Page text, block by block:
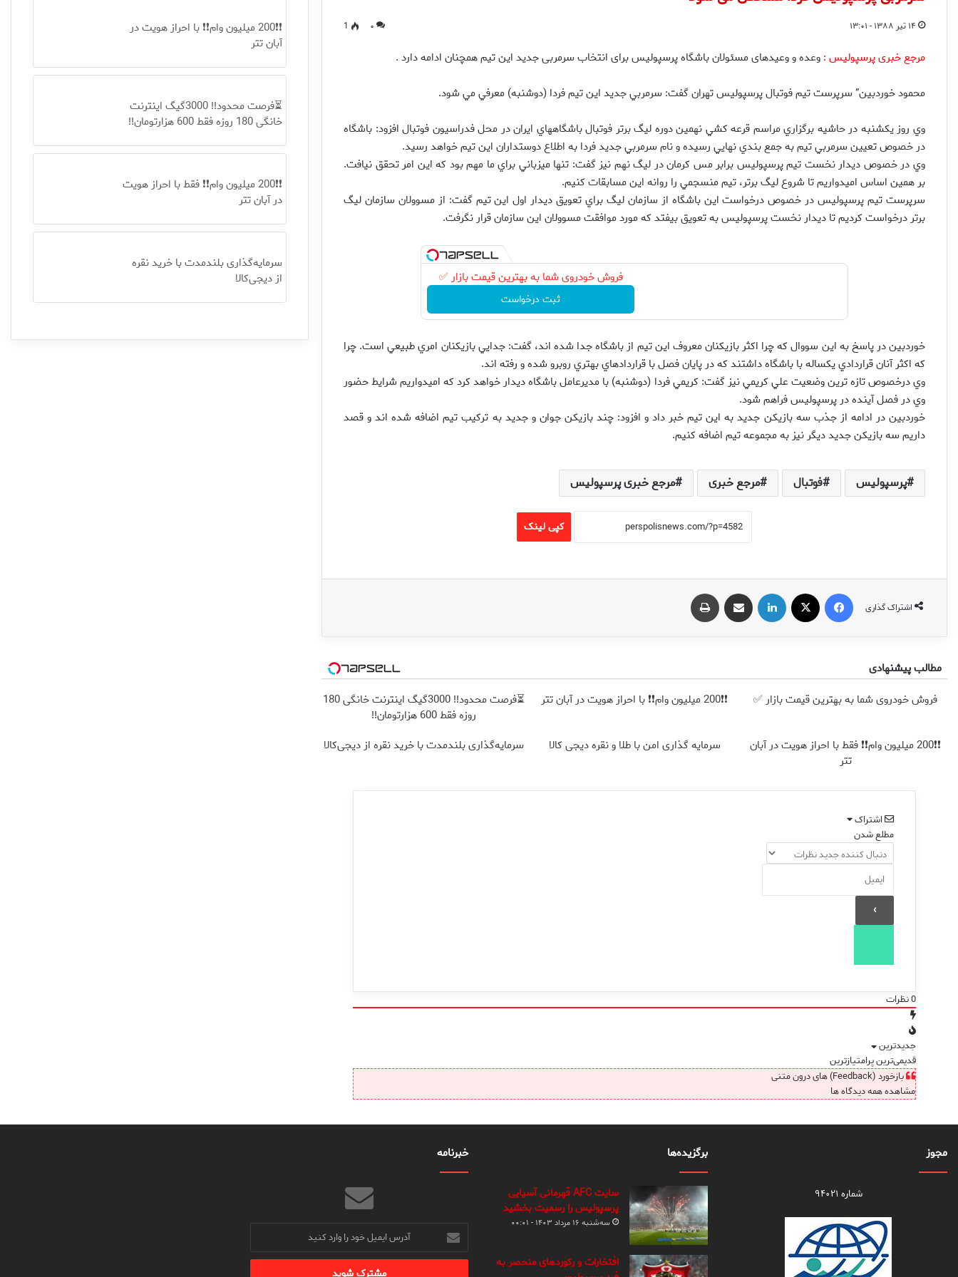
۱۴ تیر ۱۳۸۸ - ۱۳:۰۱ ۰ 1
مرجع خبری پرسپولیس : وعده و وعیدهای مسئولان باشگاه پرسپولیس برای انتخاب سرمربی جدید این تیم همچنان ادامه دارد .
محمود خوردبين” سرپرست تيم فوتبال پرسپوليس تهران گفت: سرمربي جديد اين تيم فردا (دوشنبه) معرفي مي شود.
وي روز يکشنبه در حاشيه برگزاري مراسم قرعه کشي نهمين دوره ليگ برتر فوتبال باشگاههاي ايران در محل فدراسيون فوتبال افزود: باشگاه
در خصوص تعيين سرمربي تيم به جمع بندي نهايي رسيده و نام سرمربي جديد فردا به اطلاع دوستداران اين تيم خواهد رسيد.
وي در خصوص ديدار نخست تيم پرسپوليس برابر مس کرمان در ليگ نهم نيز گفت: تنها ميزباني براي ما مهم بود که اين امر تحقق نيافت.
بر همين اساس اميدواريم تا شروع ليگ برتر، تيم منسجمي را روانه اين مسابقات کنيم.
سرپرست تيم پرسپوليس در خصوص درخواست اين باشگاه از سازمان ليگ براي تعويق ديدار اول اين تيم گفت: از مسوولان سازمان ليگ
برتر درخواست کرديم تا ديدار نخست پرسپوليس به تعويق بيفتد که مورد موافقت مسوولان اين سازمان قرار نگرفت.
فروش خودروی شما به بهترین قیمت بازار ✅
ثبت درخواست
خوردبين در پاسخ به اين سووال که چرا اکثر بازيکنان معروف اين تيم از باشگاه جدا شده اند، گفت: جدايي بازيکنان امري طبيعي است. چرا
که اکثر آنان قراردادي يکساله با باشگاه داشتند که در پايان فصل با قراردادهاي بهتري روبرو شده و رفته اند.
وي درخصوص تازه ترين وضعيت علي کريمي نيز گفت: کريمي فردا (دوشنبه) با مديرعامل باشگاه ديدار خواهد کرد که اميدواريم شرايط حضور
وي در فصل آينده در پرسپوليس فراهم شود.
خوردبين در ادامه از جذب سه بازيکن جديد به اين تيم خبر داد و افزود: چند بازيکن جوان و جديد به ترکيب تيم اضافه شده اند و قصد
داريم سه بازيکن جديد ديگر نيز به مجموعه تيم اضافه کنيم.
پرسپولیس فوتبال مرجع خبری مرجع خبری پرسپولیس
کپی لینک
اشتراک گذاری
فیس بوک لینکدین اشتراک گذاری از طریق ایمیل
مطالب پیشنهادی
فروش خودروی شما به بهترین قیمت بازار ✅
❗❗200 میلیون وام❗❗ با احراز هویت در آبان تتر
⏳فرصت محدود!! 3000گیگ اینترنت خانگی 180
روزه فقط 600 هزارتومان!!
❗❗200 میلیون وام❗❗ فقط با احراز هویت در آبان
تتر
سرمایه گذاری امن با طلا و نقره دیجی کالا سرمایه‌گذاری بلندمدت با خرید نقره از دیجی‌کالا
اشتراک
مطلع شدن
0نظرات
جدیدترین
قدیمی‌ترینپرامتیازترین
بازخورد (Feedback) های درون متنی
مشاهده همه دیدگاه ها
❗❗200 میلیون وام❗❗ با احراز هویت در
آبان تتر
⏳فرصت محدود!! 3000گیگ اینترنت
خانگی 180 روزه فقط 600 هزارتومان!!
❗❗200 میلیون وام❗❗ فقط با احراز هویت
در آبان تتر
سرمایه‌گذاری بلندمدت با خرید نقره
از دیجی‌کالا
مجوز
شماره ۹۴۰۲۱
برگزیده‌ها
سایت AFC قهرمانی آسیایی
پرسپولیس را رسمیت بخشید
سه‌شنبه ۱۶ مرداد ۱۴۰۳ - ۰۰:۰۱
افتخارات و رکوردهای منحصر به
خبرنامه
آدرس
ایمیل
خود